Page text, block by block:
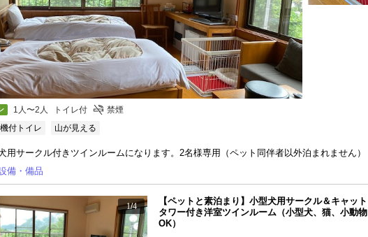
1人〜2人 トイレ付
禁煙
付トイレ
山が見える
用サークル付きツインルームになります。2名様専用（ペット同伴者以外泊まれません）
備・備品
1/4
【ペットと素泊まり】小型犬用サークル＆キャット
タワー付き洋室ツインルーム（小型犬、猫、小動物
OK）